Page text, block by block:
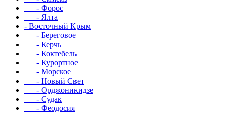
- Форос
- Ялта
- Восточный Крым
- Береговое
- Керчь
- Коктебель
- Курортное
- Морское
- Новый Свет
- Орджоникидзе
- Судак
- Феодосия